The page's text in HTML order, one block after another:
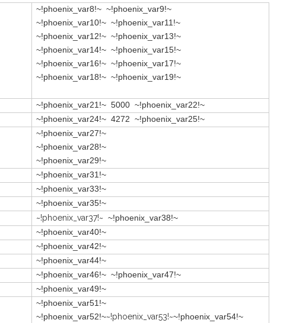
~!phoenix_var8!~ ~!phoenix_var9!~
~!phoenix_var10!~ ~!phoenix_var11!~
~!phoenix_var12!~ ~!phoenix_var13!~
~!phoenix_var14!~ ~!phoenix_var15!~
~!phoenix_var16!~ ~!phoenix_var17!~
~!phoenix_var18!~ ~!phoenix_var19!~
~!phoenix_var21!~ 5000 ~!phoenix_var22!~
~!phoenix_var24!~ 4272 ~!phoenix_var25!~
~!phoenix_var27!~
~!phoenix_var28!~
~!phoenix_var29!~
~!phoenix_var31!~
~!phoenix_var33!~
~!phoenix_var35!~
~!phoenix_var37!~ ~!phoenix_var38!~
~!phoenix_var40!~
~!phoenix_var42!~
~!phoenix_var44!~
~!phoenix_var46!~ ~!phoenix_var47!~
~!phoenix_var49!~
~!phoenix_var51!~
~!phoenix_var52!~~!phoenix_var53!~~!phoenix_var54!~